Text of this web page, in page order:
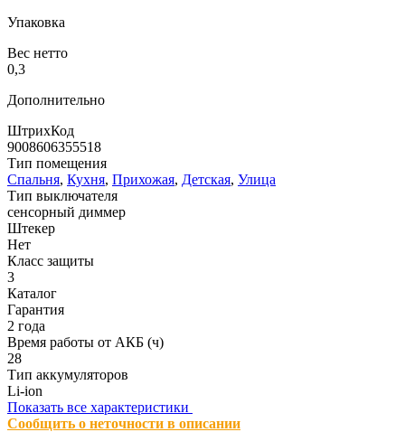
Упаковка
Вес нетто
0,3
Дополнительно
ШтрихКод
9008606355518
Тип помещения
Спальня, Кухня, Прихожая, Детская, Улица
Тип выключателя
сенсорный диммер
Штекер
Нет
Класс защиты
3
Каталог
Гарантия
2 года
Время работы от АКБ (ч)
28
Тип аккумуляторов
Li-ion
Показать все характеристики
Сообщить о неточности в описании